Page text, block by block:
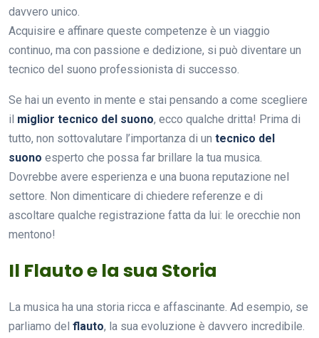
davvero unico.
Acquisire e affinare queste competenze è un viaggio
continuo, ma con passione e dedizione, si può diventare un
tecnico del suono professionista di successo.
Se hai un evento in mente e stai pensando a come scegliere
il miglior tecnico del suono, ecco qualche dritta! Prima di
tutto, non sottovalutare l’importanza di un tecnico del
suono esperto che possa far brillare la tua musica.
Dovrebbe avere esperienza e una buona reputazione nel
settore. Non dimenticare di chiedere referenze e di
ascoltare qualche registrazione fatta da lui: le orecchie non
mentono!
Il Flauto e la sua Storia
La musica ha una storia ricca e affascinante. Ad esempio, se
parliamo del flauto, la sua evoluzione è davvero incredibile.